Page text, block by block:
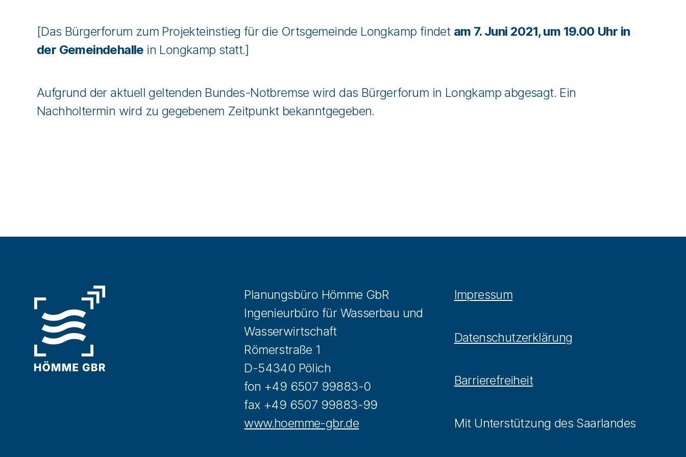
[Das Bürgerforum zum Projekteinstieg für die Ortsgemeinde Longkamp findet am 7. Juni 2021, um 19.00 Uhr in
der Gemeindehalle in Longkamp statt.]
Aufgrund der aktuell geltenden Bundes-Notbremse wird das Bürgerforum in Longkamp abgesagt. Ein
Nachholtermin wird zu gegebenem Zeitpunkt bekanntgegeben.
Planungsbüro Hömme GbR
Ingenieurbüro für Wasserbau und
Wasserwirtschaft
Römerstraße 1
D-54340 Pölich
fon +49 6507 99883-0
fax +49 6507 99883-99
www.hoemme-gbr.de
Impressum
Datenschutzerklärung
Barrierefreiheit
Mit Unterstützung des Saarlandes